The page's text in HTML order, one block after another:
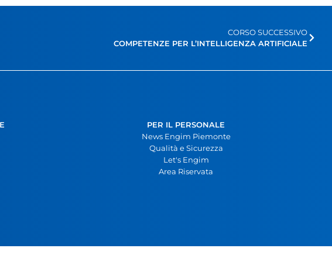
CORSO SUCCESSIVO
COMPETENZE PER L’INTELLIGENZA ARTIFICIALE
PER IL PERSONALE
News Engim Piemonte
Qualità e Sicurezza
Let's Engim
Area Riservata